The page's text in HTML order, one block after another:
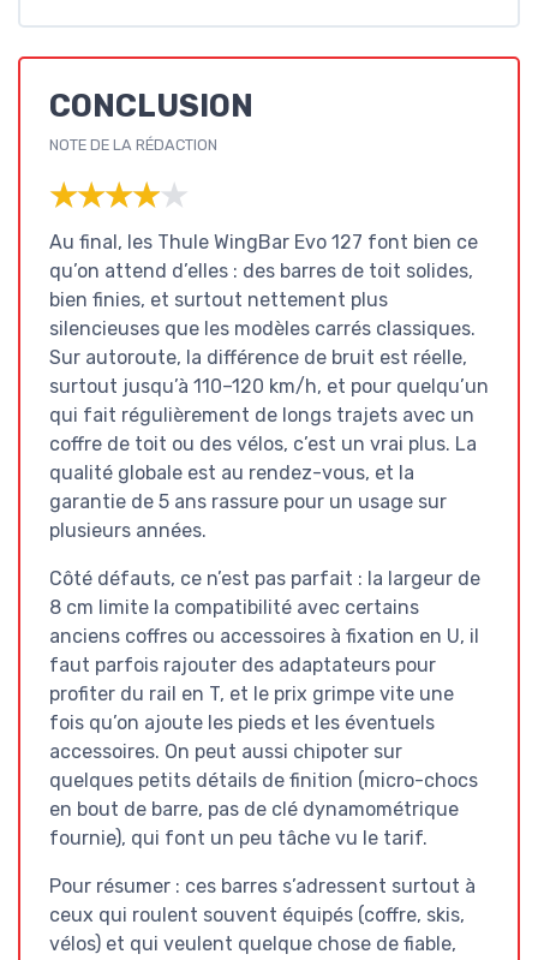
CONCLUSION
NOTE DE LA RÉDACTION
★★★★★
★★★★★
Au final, les Thule WingBar Evo 127 font bien ce
qu’on attend d’elles : des barres de toit solides,
bien finies, et surtout nettement plus
silencieuses que les modèles carrés classiques.
Sur autoroute, la différence de bruit est réelle,
surtout jusqu’à 110–120 km/h, et pour quelqu’un
qui fait régulièrement de longs trajets avec un
coffre de toit ou des vélos, c’est un vrai plus. La
qualité globale est au rendez-vous, et la
garantie de 5 ans rassure pour un usage sur
plusieurs années.
Côté défauts, ce n’est pas parfait : la largeur de
8 cm limite la compatibilité avec certains
anciens coffres ou accessoires à fixation en U, il
faut parfois rajouter des adaptateurs pour
profiter du rail en T, et le prix grimpe vite une
fois qu’on ajoute les pieds et les éventuels
accessoires. On peut aussi chipoter sur
quelques petits détails de finition (micro-chocs
en bout de barre, pas de clé dynamométrique
fournie), qui font un peu tâche vu le tarif.
Pour résumer : ces barres s’adressent surtout à
ceux qui roulent souvent équipés (coffre, skis,
vélos) et qui veulent quelque chose de fiable,